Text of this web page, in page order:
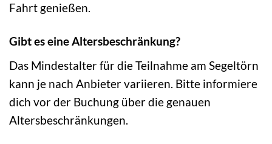
Fahrt genießen.
Gibt es eine Altersbeschränkung?
Das Mindestalter für die Teilnahme am Segeltörn
kann je nach Anbieter variieren. Bitte informiere
dich vor der Buchung über die genauen
Altersbeschränkungen.